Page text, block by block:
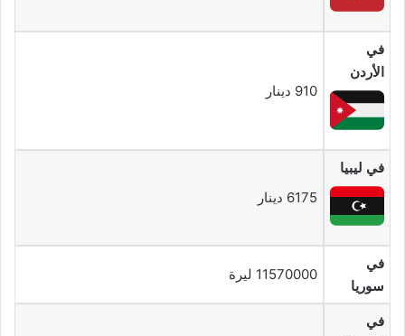
في
الأردن
910 دينار
في ليبيا
6175 دينار
في
سوريا
11570000 ليرة
في